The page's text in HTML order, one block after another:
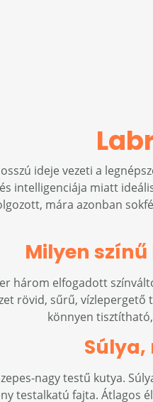
ideje vezeti a
intelligenciája miatt
mára azonban
Milyen
három elfogadott
rövid, sűrű,
könnyen
Súlya,
nagy testű kutya.
testalkatú fajta. Átlagos